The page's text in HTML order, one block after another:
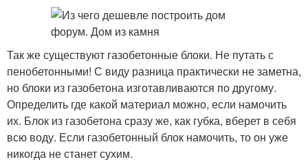
Так же существуют газобетонные блоки. Не путать с
пенобетонными! С виду разница практически не заметна,
но блоки из газобетона изготавливаются по другому.
Определить где какой материал можно, если намочить
их. Блок из газобетона сразу же, как губка, вберет в себя
всю воду. Если газобетонный блок намочить, то он уже
никогда не станет сухим.